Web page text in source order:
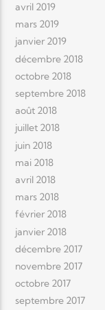
avril 2019
mars 2019
janvier 2019
décembre 2018
octobre 2018
septembre 2018
août 2018
juillet 2018
juin 2018
mai 2018
avril 2018
mars 2018
février 2018
janvier 2018
décembre 2017
novembre 2017
octobre 2017
septembre 2017